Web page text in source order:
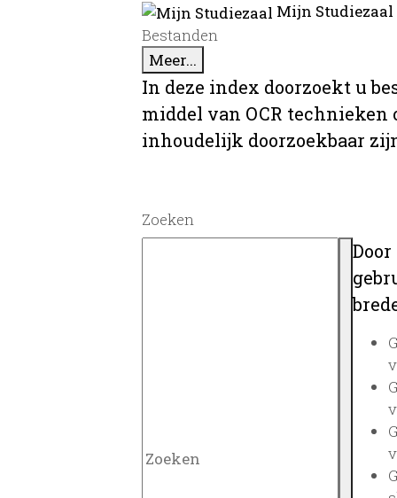
Mijn
Bestanden
Meer...
In deze index doorzoekt u
middel van OCR
inhoudelijk doorzoekbaar
Zoeken